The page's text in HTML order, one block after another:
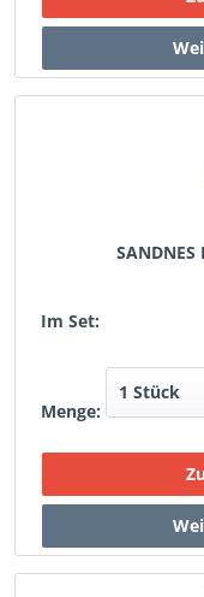
Im Set:
Menge: